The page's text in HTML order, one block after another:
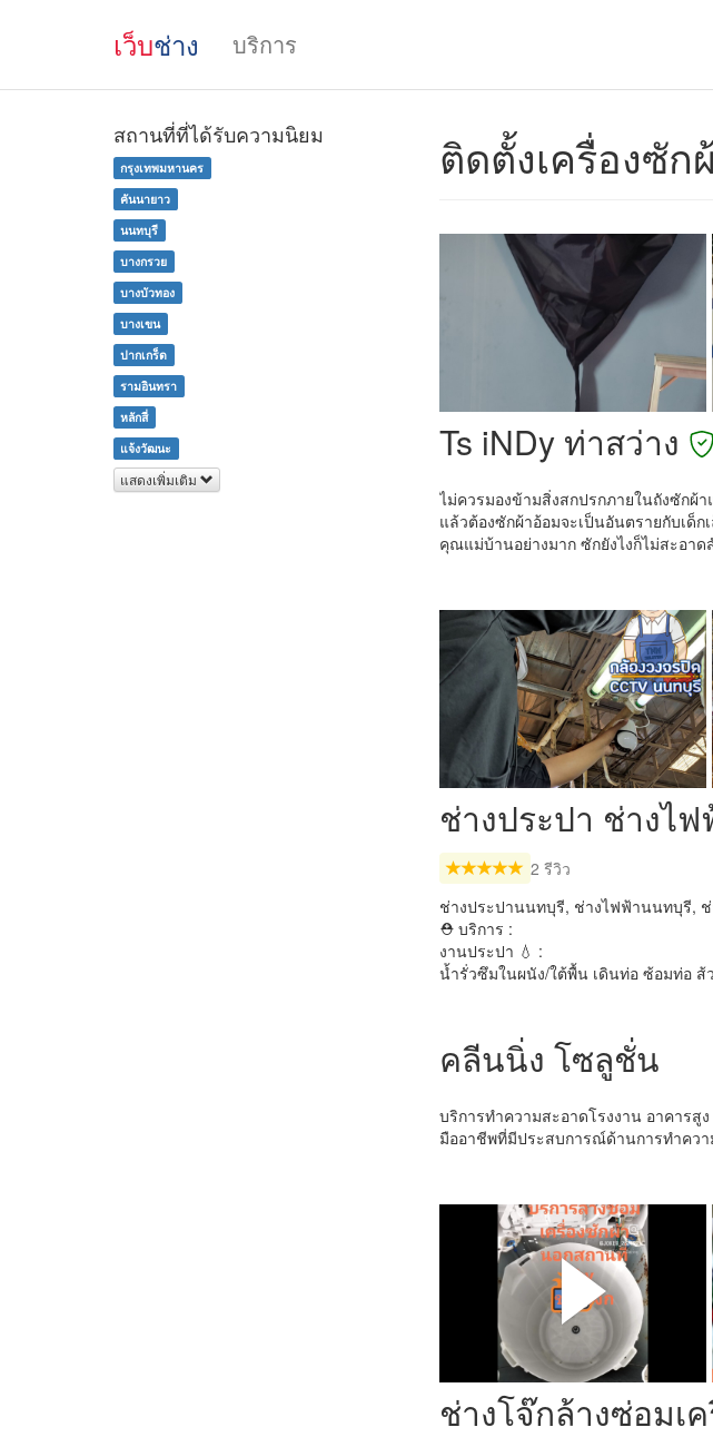
เว็บช่าง บริการ
ติดตั้งเครื่องซัก
Ts iNDy ท่าสว่าง
ไม่ควรมองข้ามสิ่งสกปรกภายในถังซักผ้
แล้วต้องซักผ้าอ้อมจะเป็นอันตรายกับเด็
คุณแม่บ้านอย่างมาก ซักยังไงก็ไม่สะอา
ช่างประปา ช่างไ
2 รีวิว
ช่างประปานนทบุรี, ช่างไฟฟ้านนทบุรี,
⛑ บริการ :
งานประปา 💧 :
น้ำรั่วซึมในผนัง/ใต้พื้น เดินท่อ ซ้อมท่อ
คลีนนิ่ง โซลูชั่น
บริการทำความสะอาดโรงงาน อาคาร
มืออาชีพที่มีประสบการณ์ด้านการทำคว
ช่าง​โจ๊กล้างซ่อมเ
สถานที่ที่ได้รับความนิยม
กรุงเทพมหานคร
คันนายาว
นนทบุรี
บางกรวย
บางบัวทอง
บางเขน
ปากเกร็ด
รามอินทรา
หลักสี่
แจ้งวัฒนะ
แสดงเพิ่มเติม